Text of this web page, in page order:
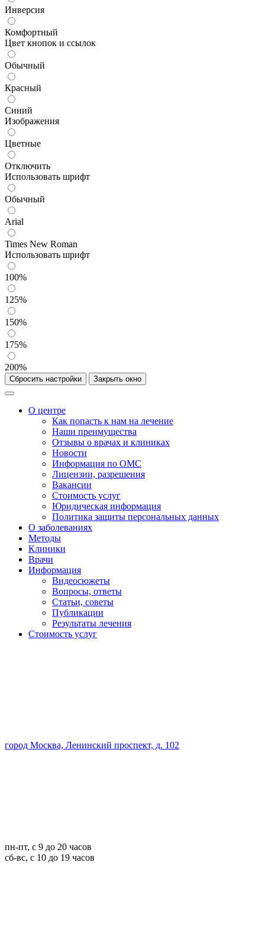
Инверсия
Комфортный
Цвет кнопок и ссылок
Обычный
Красный
Синий
Изображения
Цветные
Отключить
Использовать шрифт
Обычный
Arial
Times New Roman
Использовать шрифт
100%
125%
150%
175%
200%
Сбросить настройки Закрыть окно
О центре
Как попасть к нам на лечение
Наши преимущества
Отзывы о врачах и клиниках
Новости
Информация по ОМС
Лицензии, разрешения
Вакансии
Стоимость услуг
Юридическая информация
Политика защиты персональных данных
О заболеваниях
Методы
Клиники
Врачи
Информация
Видеосюжеты
Вопросы, ответы
Статьи, советы
Публикации
Результаты лечения
Стоимость услуг
город Москва, Ленинский проспект, д. 102
пн-пт, с 9 до 20 часов
сб-вс, с 10 до 19 часов